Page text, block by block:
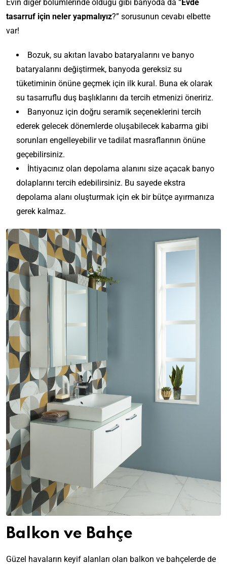
Evin diğer bölümlerinde olduğu gibi banyoda da “ Evde
tasarruf için neler yapmalıyız?” sorusunun cevabı elbette
var!
Bozuk, su akıtan lavabo bataryalarını ve banyo
bataryalarını değiştirmek, banyoda gereksiz su
tüketiminin önüne geçmek için ilk kural. Buna ek olarak
su tasarruflu duş başlıklarını da tercih etmenizi öneririz.
Banyonuz için doğru seramik seçeneklerini tercih
ederek gelecek dönemlerde oluşabilecek kabarma gibi
sorunları engelleyebilir ve tadilat masraflarının önüne
geçebilirsiniz.
İhtiyacınız olan depolama alanını size açacak banyo
dolaplarını tercih edebilirsiniz. Bu sayede ekstra
depolama alanı oluşturmak için ek bir bütçe ayırmanıza
gerek kalmaz.
Balkon ve Bahçe
Güzel havaların keyif alanları olan balkon ve bahçelerde de